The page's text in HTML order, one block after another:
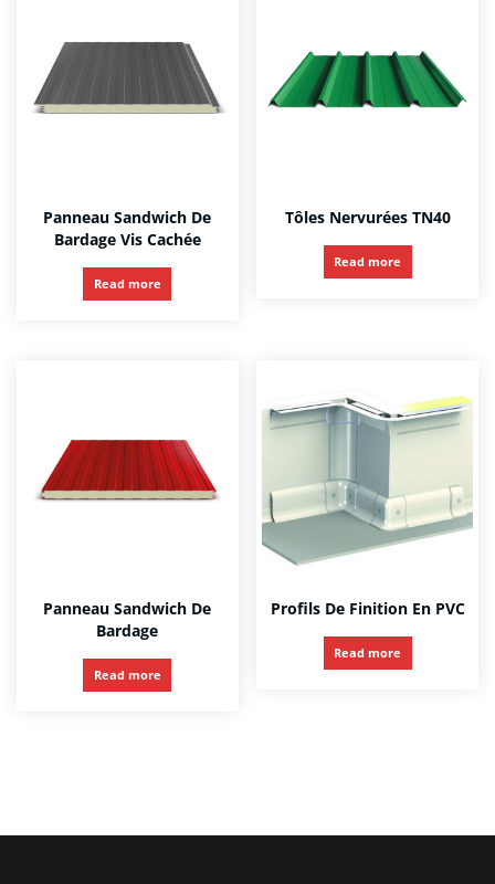
Panneau Sandwich De
Bardage Vis Cachée
Read more
Tôles Nervurées TN40
Read more
Panneau Sandwich De
Bardage
Read more
Profils De Finition En PVC
Read more